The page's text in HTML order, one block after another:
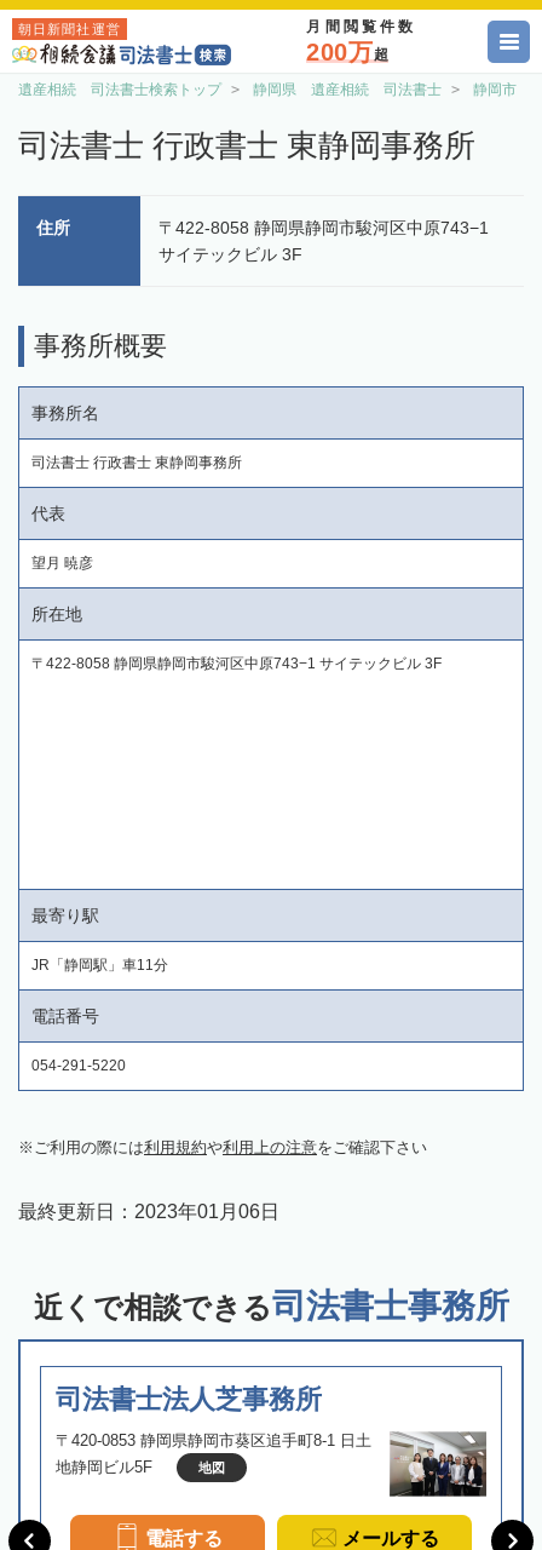
朝日新聞社運営 月間閲覧件数
200万超
遺産相続 司法書士検索トップ 静岡県 遺産相続 司法書士 静岡市
司法書士 行政書士 東静岡事務所
住所
〒422-8058 静岡県静岡市駿河区中原743−1
サイテックビル 3F
事務所概要
事務所名
司法書士 行政書士 東静岡事務所
代表
望月 暁彦
所在地
〒422-8058 静岡県静岡市駿河区中原743−1 サイテックビル 3F
最寄り駅
JR「静岡駅」車11分
電話番号
054-291-5220
ご利用の際には利用規約や利用上の注意をご確認下さい
最終更新日： 2023年01月06日
近くで相談できる司法書士事務所
司法書士法人芝事務所
〒420-0853 静岡県静岡市葵区追手町8-1 日土
地静岡ビル5F
地図
電話する メールする